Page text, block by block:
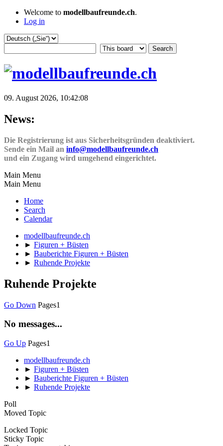
Welcome to modellbaufreunde.ch.
Log in
09. August 2026, 10:42:08
News:
Die Registrierung ist aus Sicherheitsgründen deaktiviert.
Sende ein Mail an info@modellbaufreunde.ch
und ein Zugang wird umgehend eingerichtet.
Main Menu
Main Menu
Home
Search
Calendar
modellbaufreunde.ch
► Figuren + Büsten
► Bauberichte Figuren + Büsten
► Ruhende Projekte
Ruhende Projekte
Go Down Pages1
No messages...
Go Up Pages1
modellbaufreunde.ch
► Figuren + Büsten
► Bauberichte Figuren + Büsten
► Ruhende Projekte
Poll
Moved Topic
Locked Topic
Sticky Topic